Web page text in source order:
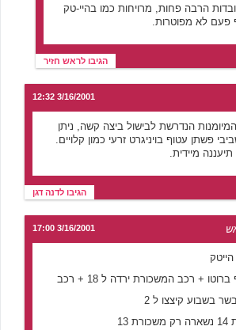
הרבה פחות, מרויחות כמו בהיי-טק
פעם לא מפוטרות.
הגיבו לראש חזיר
3/16/2001 12:32
הנדרשת לבישול ביצה קשה, ניתן
פשתן עטוף בויניגרט זרעי כמון קלויים.
מיידית.
הגיבו לדנה דגן
3/16/2001 17:00